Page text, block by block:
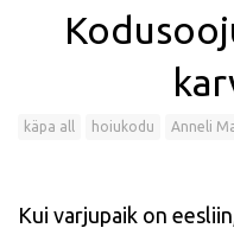
käpa all hoiukodu Anneli
Kui varjupaik on